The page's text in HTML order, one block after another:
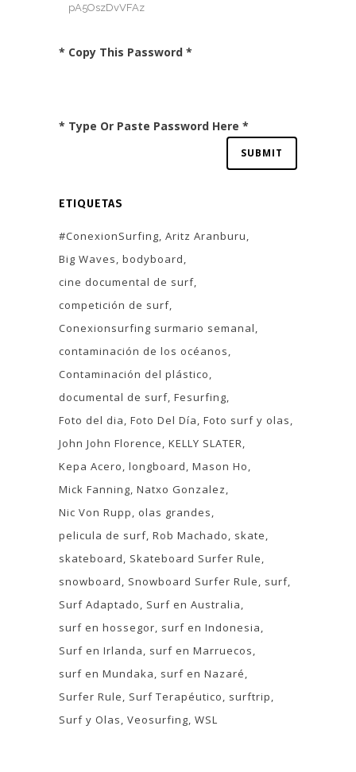
* Copy This Password *
* Type Or Paste Password Here *
ETIQUETAS
#ConexionSurfing Aritz Aranburu
Big Waves bodyboard
cine documental de surf
competición de surf
Conexionsurfing surmario semanal
contaminación de los océanos
Contaminación del plástico
documental de surf Fesurfing
Foto del dia Foto Del Día Foto surf y olas
John John Florence KELLY SLATER
Kepa Acero longboard Mason Ho
Mick Fanning Natxo Gonzalez
Nic Von Rupp
olas grandes
pelicula de surf Rob Machado
skate
skateboard
Skateboard Surfer Rule
snowboard
Snowboard Surfer Rule
surf
Surf Adaptado
Surf en Australia
surf en hossegor surf en Indonesia
Surf en Irlanda
surf en Marruecos
surf en Mundaka
surf en Nazaré
Surfer Rule
Surf Terapéutico
surftrip
Surf y Olas Veosurfing WSL